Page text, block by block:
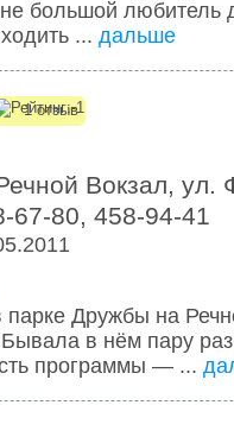
большой любитель
... дальше
1 отзыв
Вокзал, ул.
67-80, 458-94-41
парке Дружбы на
Бывала в нём пару
программы — ...